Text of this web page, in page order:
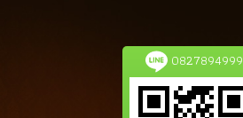
0827894999